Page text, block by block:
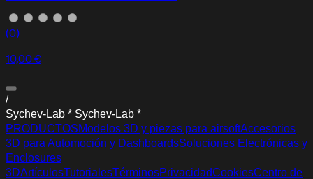
(0)
10,00 €
/
Sychev-Lab * Sychev-Lab *
PRODUCTOSModelos 3D y piezas para airsoftAccesorios
3D para Automoción y DashboardsSoluciones Electrónicas y
Enclosures
3DArtículosTutorialesTérminosPrivacidadCookiesCentro de